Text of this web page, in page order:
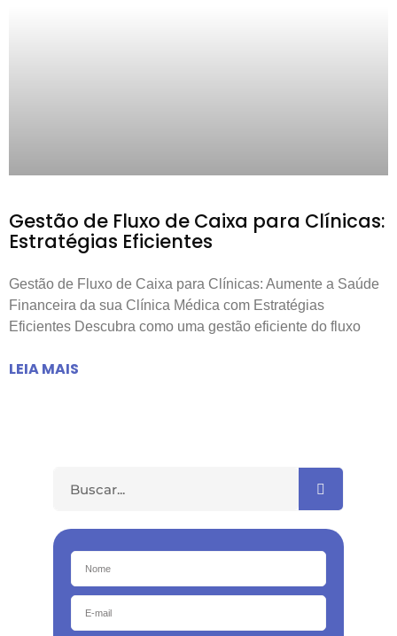
Gestão de Fluxo de Caixa para Clínicas:
Estratégias Eficientes
Gestão de Fluxo de Caixa para Clínicas: Aumente a Saúde
Financeira da sua Clínica Médica com Estratégias
Eficientes Descubra como uma gestão eficiente do fluxo
LEIA MAIS